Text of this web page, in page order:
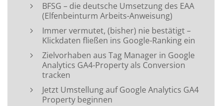
BFSG – die deutsche Umsetzung des EAA
(Elfenbeinturm Arbeits-Anweisung)
Immer vermutet, (bisher) nie bestätigt –
Klickdaten fließen ins Google-Ranking ein
Zielvorhaben aus Tag Manager in Google
Analytics GA4-Property als Conversion
tracken
Jetzt Umstellung auf Google Analytics GA4
Property beginnen